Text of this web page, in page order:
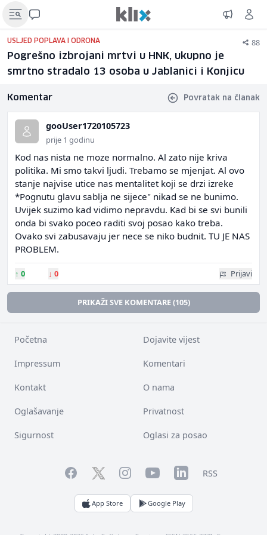
USLJED POPLAVA I ODRONA 88
Pogrešno izbrojani mrtvi u HNK, ukupno je
smrtno stradalo 13 osoba u Jablanici i Konjicu
Komentar Povratak na članak
gooUser1720105723
prije 1 godinu
Kod nas nista ne moze normalno. Al zato nije kriva
politika. Mi smo takvi ljudi. Trebamo se mjenjat. Al ovo
stanje najvise utice nas mentalitet koji se drzi izreke
*Pognutu glavu sablja ne sijece" nikad se ne bunimo.
Uvijek suzimo kad vidimo nepravdu. Kad bi se svi bunili
onda bi svako poceo raditi svoj posao kako treba.
Ovako svi zabusavaju jer nece se niko budnit. TU JE NAS
PROBLEM.
↑ 0 ↓ 0 Prijavi
PRIKAŽI SVE KOMENTARE (105)
Početna Dojavite vijest
Impressum Komentari
Kontakt O nama
Oglašavanje Privatnost
Sigurnost Oglasi za posao
FacebookTwitterInstagramYouTubeLinkedInRSS
App Store Google Play